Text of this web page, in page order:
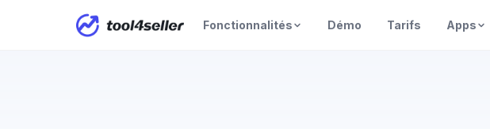
Fonctionnalités Démo Tarifs Apps